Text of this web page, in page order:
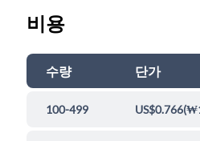
비용
수량 단가
100-499 US$0.766(